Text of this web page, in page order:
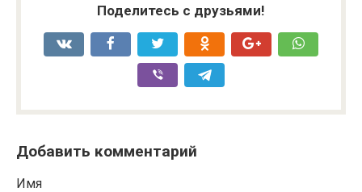
Поделитесь с друзьями!
Добавить комментарий
Имя